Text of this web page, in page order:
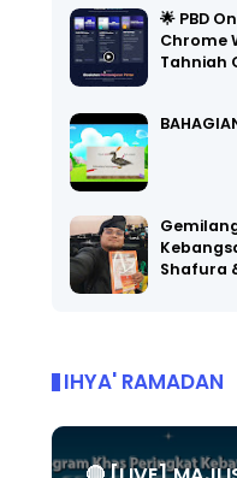
🌟 PBD
Chrome
Tahniah
Shafura
IHYA' RAMADAN